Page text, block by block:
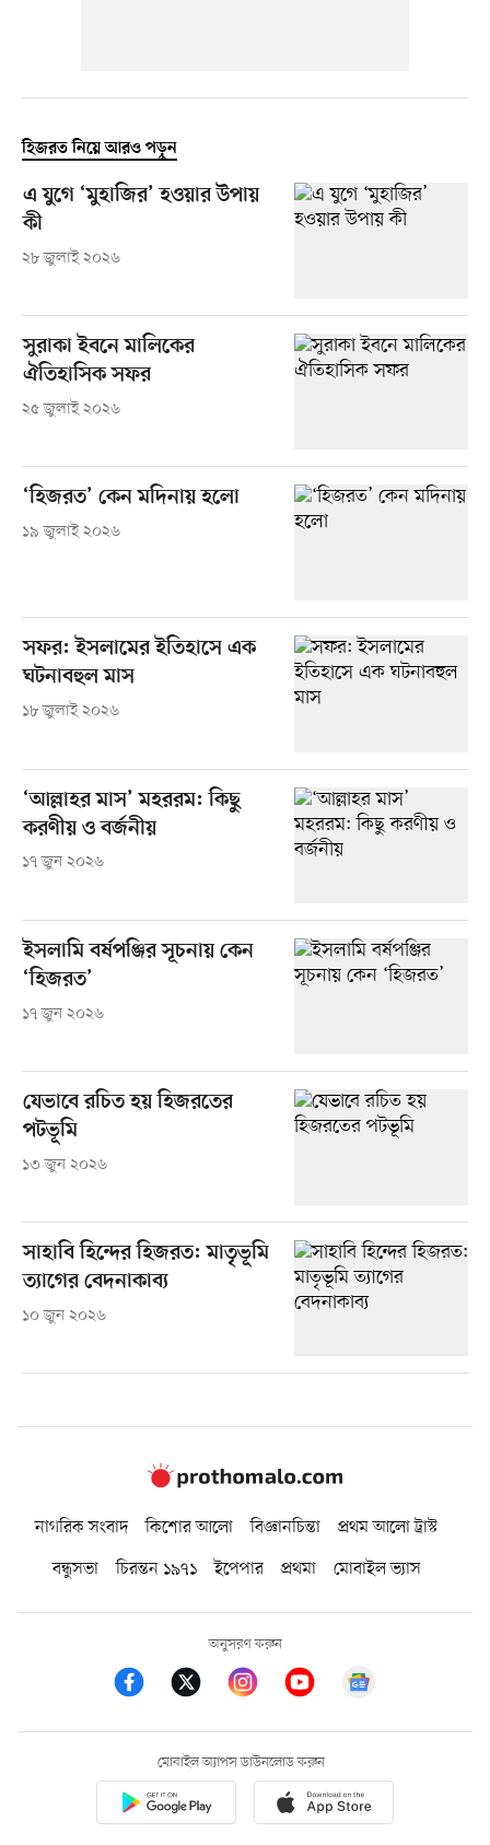
হিজরত নিয়ে আরও পড়ুন
এ যুগে ‘মুহাজির’ হওয়ার উপায়
কী
২৮ জুলাই ২০২৬
সুরাকা ইবনে মালিকের
ঐতিহাসিক সফর
২৫ জুলাই ২০২৬
‘হিজরত’ কেন মদিনায় হলো
১৯ জুলাই ২০২৬
সফর: ইসলামের ইতিহাসে এক
ঘটনাবহুল মাস
১৮ জুলাই ২০২৬
‘আল্লাহর মাস’ মহররম: কিছু
করণীয় ও বর্জনীয়
১৭ জুন ২০২৬
ইসলামি বর্ষপঞ্জির সূচনায় কেন
‘হিজরত’
১৭ জুন ২০২৬
যেভাবে রচিত হয় হিজরতের
পটভূমি
১৩ জুন ২০২৬
সাহাবি হিন্দের হিজরত: মাতৃভূমি
ত্যাগের বেদনাকাব্য
১০ জুন ২০২৬
নাগরিক সংবাদ কিশোর আলো বিজ্ঞানচিন্তা
প্রথম আলো ট্রাস্ট
বন্ধুসভা
চিরন্তন ১৯৭১ ইপেপার প্রথমা মোবাইল ভ্যাস
অনুসরণ করুন
মোবাইল অ্যাপস ডাউনলোড করুন